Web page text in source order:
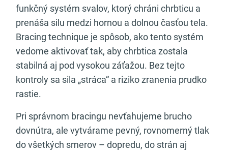
funkčný systém svalov, ktorý chráni chrbticu a
prenáša silu medzi hornou a dolnou časťou tela.
Bracing technique je spôsob, ako tento systém
vedome aktivovať tak, aby chrbtica zostala
stabilná aj pod vysokou záťažou. Bez tejto
kontroly sa sila „stráca“ a riziko zranenia prudko
rastie.
Pri správnom bracingu nevťahujeme brucho
dovnútra, ale vytvárame pevný, rovnomerný tlak
do všetkých smerov – dopredu, do strán aj